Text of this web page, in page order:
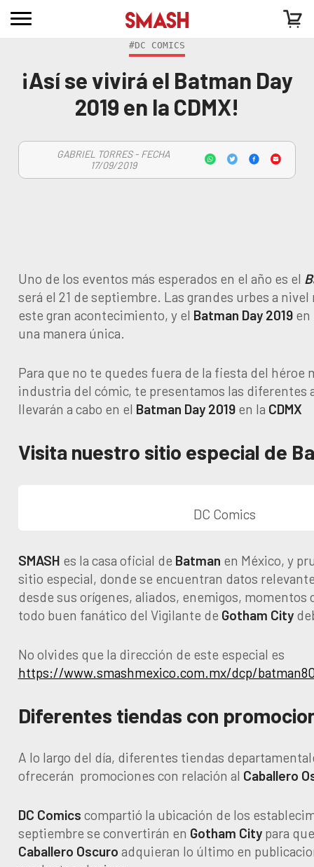
#DC COMICS
¡Así se vivirá el Batman Day
2019 en la CDMX!
GABRIEL TORRES - FECHA
17/09/2019
Uno de los eventos más esperados en el año es el
será el 21 de septiembre. Las grandes urbes a
este gran acontecimiento, y el Batman Day 2019en
una manera única.
Para que no te quedes fuera de la fiesta del héroe
industria del cómic, te presentamos las diferentes
llevarán a cabo en el Batman Day 2019en la CDMX
Visita nuestro sitio especial de
DC Comics
SMASH es la casa oficial de Batman en México, y
sitio especial, donde se encuentran datos
desde sus orígenes, aliados, enemigos, momentos
todo buen fanático del Vigilante de Gotham City
No olvides que la dirección de este especial es
https://www.smashmexico.com.mx/dcp/
Diferentes tiendas con
A lo largo del día, diferentes tiendas
ofrecerán promociones con relación al Caballero
DC Comics compartió la ubicación de los
septiembre se convertirán en Gotham Citypara
Caballero Oscuro adquieran lo último en